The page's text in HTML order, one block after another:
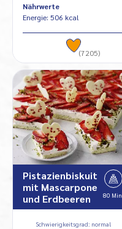
Nährwerte
Energie: 506 kcal
(7205)
Pistazienbiskuit
mit Mascarpone
und Erdbeeren
80 Min.
Schwierigkeitsgrad: normal